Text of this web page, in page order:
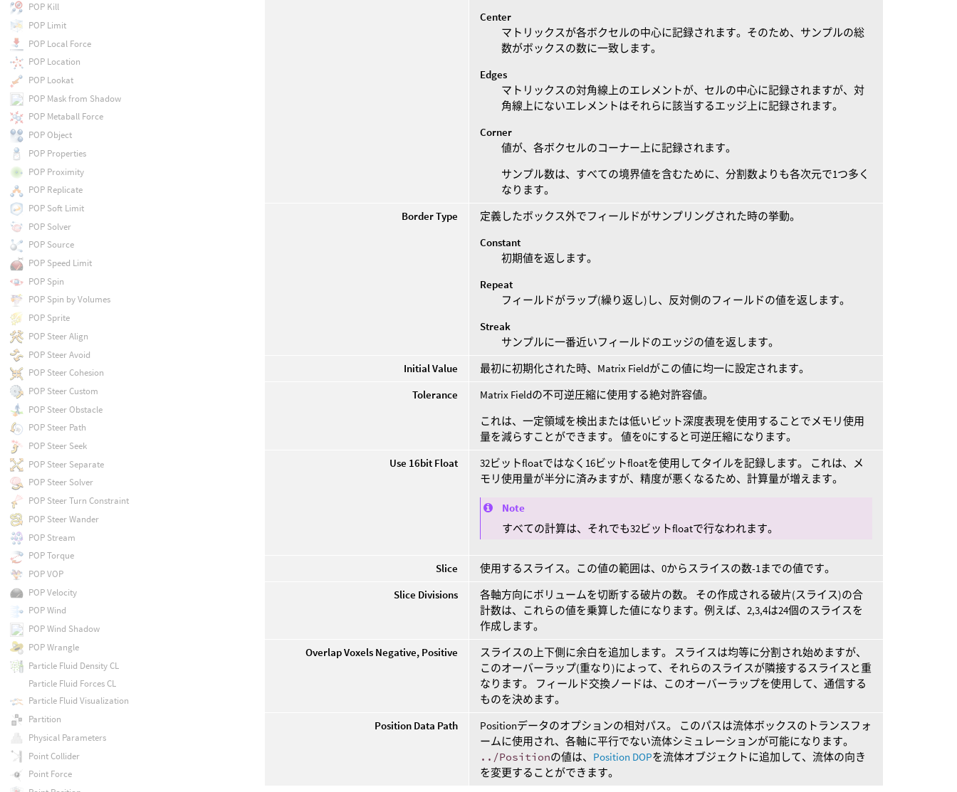
Center
マトリックスが各ボクセルの中心に記録されます。そのため、サンプルの総
数がボックスの数に一致します。
Edges
マトリックスの対角線上のエレメントが、セルの中心に記録されますが、対
角線上にないエレメントはそれらに該当するエッジ上に記録されます。
Corner
値が、各ボクセルのコーナー上に記録されます。
サンプル数は、すべての境界値を含むために、分割数よりも各次元で1つ多く
なります。
Border Type
定義したボックス外でフィールドがサンプリングされた時の挙動。
Constant
初期値を返します。
Repeat
フィールドがラップ(繰り返し)し、反対側のフィールドの値を返します。
Streak
サンプルに一番近いフィールドのエッジの値を返します。
Initial Value
最初に初期化された時、Matrix Fieldがこの値に均一に設定されます。
Tolerance
Matrix Fieldの不可逆圧縮に使用する絶対許容値。
これは、一定領域を検出または低いビット深度表現を使用することでメモリ使用
量を減らすことができます。 値を0にすると可逆圧縮になります。
Use 16bit Float
32ビットfloatではなく16ビットfloatを使用してタイルを記録します。 これは、メ
モリ使用量が半分に済みますが、精度が悪くなるため、計算量が増えます。
Note
すべての計算は、それでも32ビットfloatで行なわれます。
Slice
使用するスライス。この値の範囲は、0からスライスの数-1までの値です。
Slice Divisions
各軸方向にボリュームを切断する破片の数。 その作成される破片(スライス)の合
計数は、これらの値を乗算した値になります。例えば、2,3,4は24個のスライスを
作成します。
Overlap Voxels Negative, Positive
スライスの上下側に余白を追加します。 スライスは均等に分割され始めますが、
このオーバーラップ(重なり)によって、それらのスライスが隣接するスライスと重
なります。 フィールド交換ノードは、このオーバーラップを使用して、通信する
ものを決めます。
Position Data Path
Positionデータのオプションの相対パス。 このパスは流体ボックスのトランスフォ
ームに使用され、各軸に平行でない流体シミュレーションが可能になります。
../Positionの値は、 Position DOPを流体オブジェクトに追加して、流体の向き
を変更することができます。
POP Kill
POP Limit
POP Local Force
POP Location
POP Lookat
POP Mask from Shadow
POP Metaball Force
POP Object
POP Properties
POP Proximity
POP Replicate
POP Soft Limit
POP Solver
POP Source
POP Speed Limit
POP Spin
POP Spin by Volumes
POP Sprite
POP Steer Align
POP Steer Avoid
POP Steer Cohesion
POP Steer Custom
POP Steer Obstacle
POP Steer Path
POP Steer Seek
POP Steer Separate
POP Steer Solver
POP Steer Turn Constraint
POP Steer Wander
POP Stream
POP Torque
POP VOP
POP Velocity
POP Wind
POP Wind Shadow
POP Wrangle
Particle Fluid Density CL
Particle Fluid Forces CL
Particle Fluid Visualization
Partition
Physical Parameters
Point Collider
Point Force